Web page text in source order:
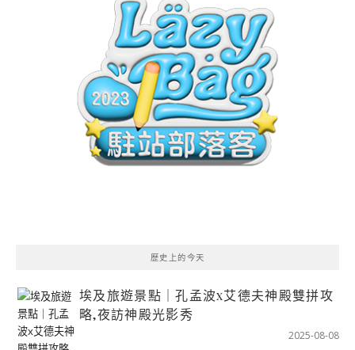
歷史上的今天
埃及旅遊景點｜孔孟波x艾德夫神殿雙拼攻
略,夜訪神殿光影秀
2025-08-08